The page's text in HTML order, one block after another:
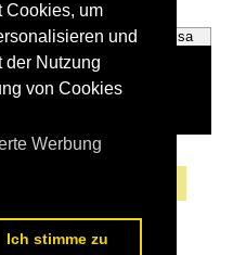
Saragossa
Cookies, um
und
der Nutzung
von Cookies
Werbung
Ich stimme zu